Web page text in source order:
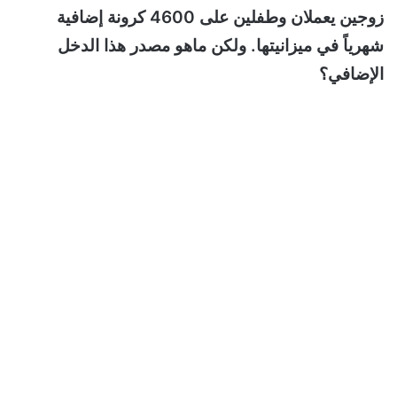
زوجين يعملان وطفلين على 4600 كرونة إضافية
شهرياً في ميزانيتها. ولكن ماهو مصدر هذا الدخل
الإضافي؟